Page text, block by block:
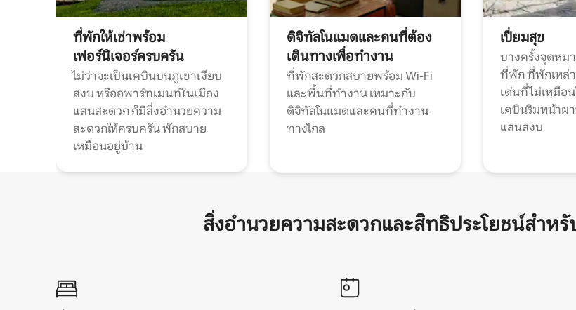
ที่พักให้เช่าพร้อม
เฟอร์นิเจอร์ครบครัน
ไม่ว่าจะเป็นเคบินบนภูเขาเงียบ
สงบ หรืออพาร์ทเมนท์ในเมือง
แสนสะดวก ก็มีสิ่งอำนวยความ
สะดวกให้ครบครัน พักสบาย
เหมือนอยู่บ้าน
ดิจิทัลโนแมดและคนที่ต้อง
เดินทางเพื่อทำงาน
ที่พักสะดวกสบายพร้อม Wi-Fi
และพื้นที่ทำงาน เหมาะกับ
ดิจิทัลโนแมดและคนที่ทำงาน
ทางไกล
เปี่ยมสุข
บางครั้งจุดหม
ที่พัก ที่พักเหล่
เด่นที่ไม่เหมือน
เคบินริมหน้าผ
แสนสงบ
สิ่งอำนวยความสะดวกและสิทธิประโยชน์สำหรั